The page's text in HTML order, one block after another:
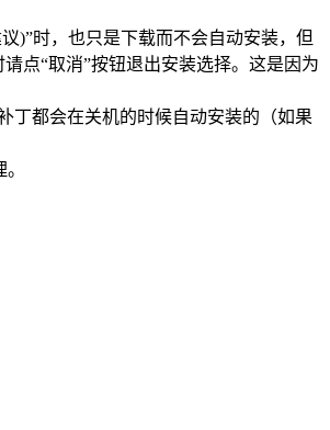
)”时，也只是下载而不会自动安装，但
点“取消”按钮退出安装选择。这是因为
丁都会在关机的时候自动安装的（如果